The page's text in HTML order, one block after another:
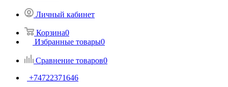
Личный кабинет
Корзина0
Избранные товары0
Сравнение товаров0
+74722371646